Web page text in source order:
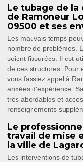
Le tubage de
de Ramoneur
09500 et ses
Les mauvais temps
nombre de problèmes.
soient fissurées. Il est
de ces structures. Pour
vous fassiez appel à
années d'expérience.
très abordables et
renseignements
Le
travail de mise
la ville de
Les interventions de